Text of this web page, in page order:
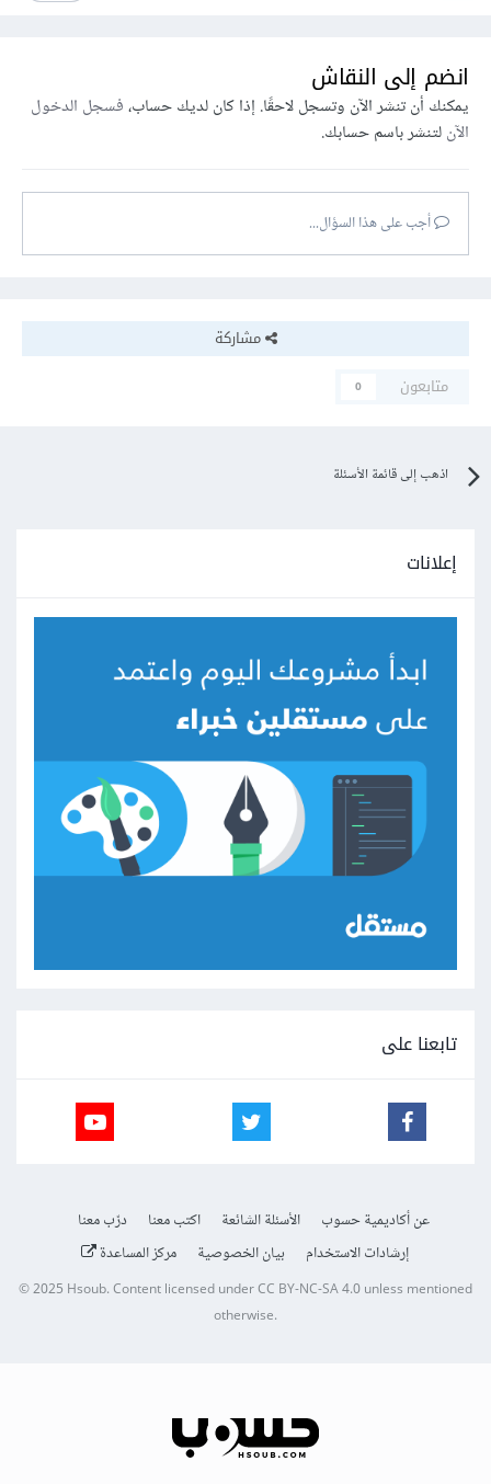
انضم إلى النقاش
يمكنك أن تنشر الآن وتسجل لاحقًا. إذا كان لديك حساب،فسجل الدخول
الآنلتنشر باسم حسابك.
أجب على هذا السؤال...
مشاركة
متابعون
0
اذهب إلى قائمة الأسئلة
إعلانات
تابعنا على
عن أكاديمية حسوب الأسئلة الشائعة اكتب معنا
درّب معنا
إرشادات الاستخدام
بيان الخصوصية مركز المساعدة
© 2025Hsoub.Content licensed underCC BY-NC-SA 4.0unless mentioned
otherwise.